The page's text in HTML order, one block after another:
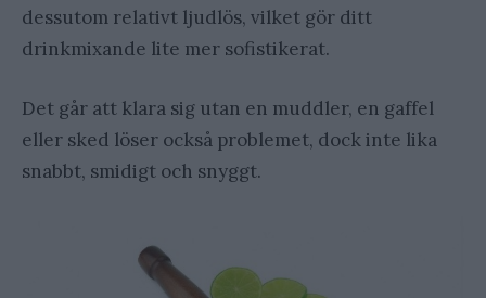
dessutom relativt ljudlös, vilket gör ditt
drinkmixande lite mer sofistikerat.
Det går att klara sig utan en muddler, en gaffel
eller sked löser också problemet, dock inte lika
snabbt, smidigt och snyggt.